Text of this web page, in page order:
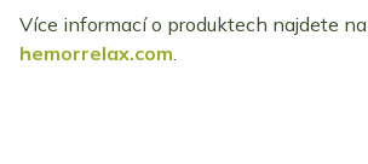
Více informací o produktech najdete na
hemorrelax.com.